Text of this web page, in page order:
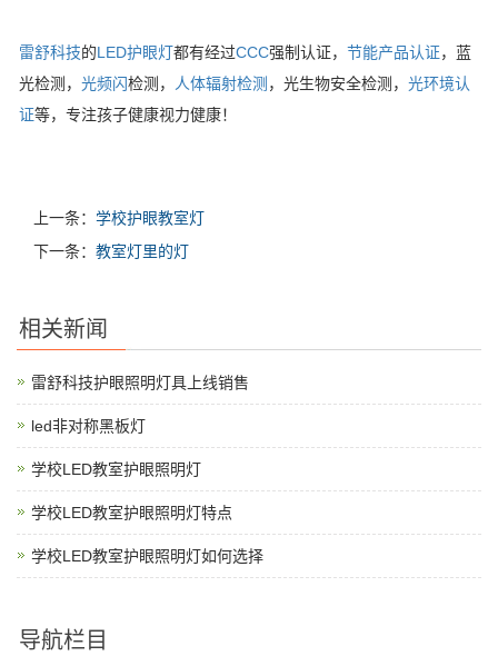
雷舒科技的LED护眼灯都有经过CCC强制认证， 节能产品认证，蓝
光检测， 光频闪检测， 人体辐射检测 ，光生物安全检测， 光环境认
证等，专注孩子健康视力健康！
上一条： 学校护眼教室灯
下一条： 教室灯里的灯
相关新闻
雷舒科技护眼照明灯具上线销售
led非对称黑板灯
学校LED教室护眼照明灯
学校LED教室护眼照明灯特点
学校LED教室护眼照明灯如何选择
导航栏目